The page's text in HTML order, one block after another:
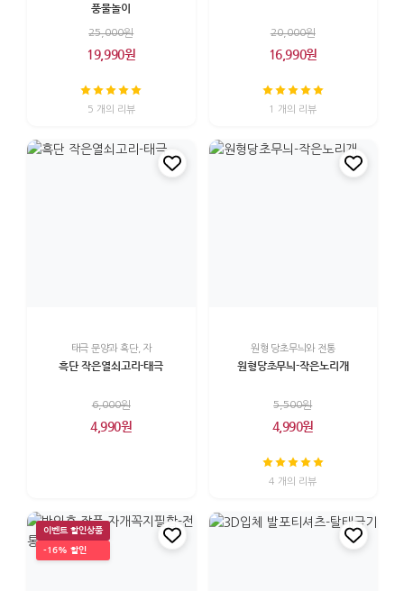
풍물놀이
25,000원
19,990원
5 개의 리뷰
20,000원
16,990원
1 개의 리뷰
태극 문양과 흑단, 자
흑단 작은열쇠고리-태극
6,000원
4,990원
원형 당초무늬와 전통
원형당초무늬-작은노리개
5,500원
4,990원
4 개의 리뷰
이벤트 할인상품
-16% 할인